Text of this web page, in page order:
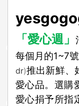
「愛心週」
每個月的1~7
dr)推出新鮮、
愛心品。選購
愛心捐予所指